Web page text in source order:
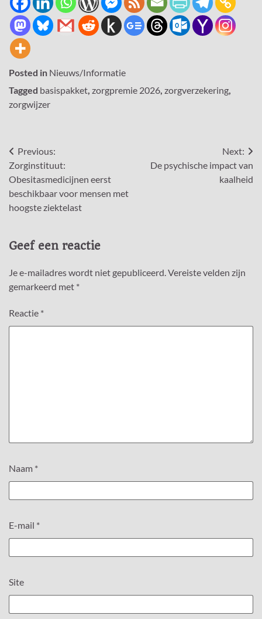
Posted in Nieuws/Informatie
Tagged basispakket zorgpremie 2026 zorgverzekering
zorgwijzer
Bericht
navigatie
Previous:
Zorginstituut:
Obesitasmedicijnen eerst
beschikbaar voor mensen met
hoogste ziektelast
Next:
De psychische impact van
kaalheid
Geef een reactie
Je e-mailadres wordt niet gepubliceerd. Vereiste velden zijn
gemarkeerd met *
Reactie *
Naam *
E-mail *
Site